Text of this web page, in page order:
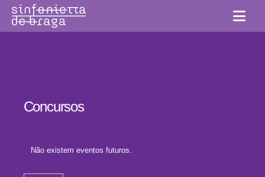
Concursos
Não existem eventos futuros.